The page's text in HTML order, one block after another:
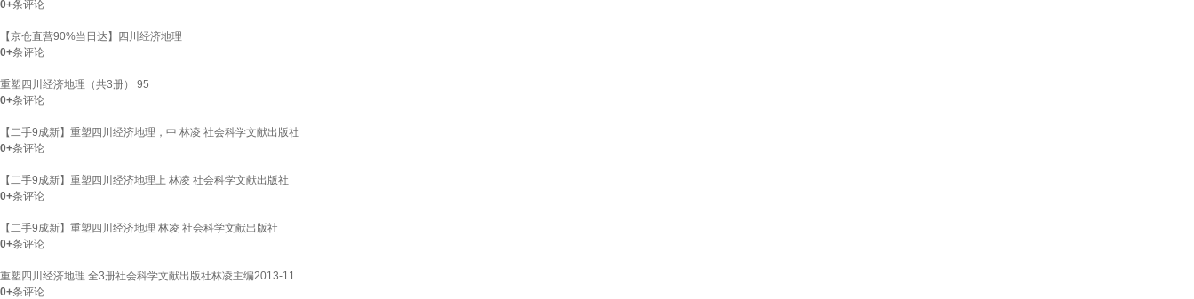
0+条评论
【京仓直营90%当日达】四川经济地理
0+条评论
重塑四川经济地理（共3册） 95
0+条评论
【二手9成新】重塑四川经济地理，中 林凌 社会科学文献出版社
0+条评论
【二手9成新】重塑四川经济地理上 林凌 社会科学文献出版社
0+条评论
【二手9成新】重塑四川经济地理 林凌 社会科学文献出版社
0+条评论
重塑四川经济地理 全3册社会科学文献出版社林凌主编2013-11
0+条评论